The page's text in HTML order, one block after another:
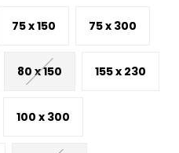
75 x 150 75 x 300
80 x 150 155 x 230
100 x 300